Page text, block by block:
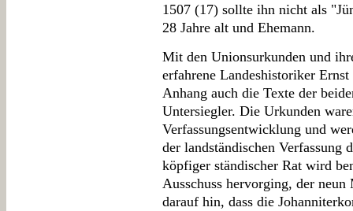
1507 (17) sollte ihn nicht als
28 Jahre alt und Ehemann.
Mit den Unionsurkunden und
erfahrene Landeshistoriker
Anhang auch die Texte der
Untersiegler. Die Urkunden
Verfassungsentwicklung und
der landständischen Verfassung
köpfiger ständischer Rat wird
Ausschuss hervorging, der
darauf hin, dass die